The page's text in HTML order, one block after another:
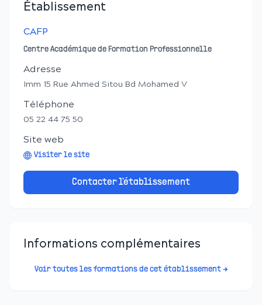
Établissement
CAFP
Centre Académique de Formation Professionnelle
Adresse
Imm 15 Rue Ahmed Sitou Bd Mohamed V
Téléphone
05 22 44 75 50
Site web
Visiter le site
Contacter l'établissement
Informations complémentaires
Voir toutes les formations de cet établissement →